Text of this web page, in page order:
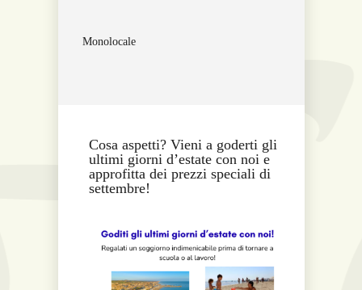
Monolocale
Cosa aspetti? Vieni a goderti gli
ultimi giorni d’estate con noi e
approfitta dei prezzi speciali di
settembre!